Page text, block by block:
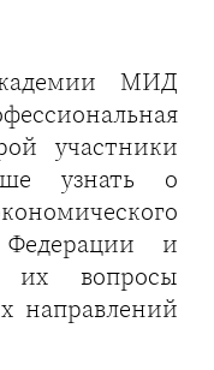
МИД
участники
узнать о
Федерации и
их вопросы
направлений